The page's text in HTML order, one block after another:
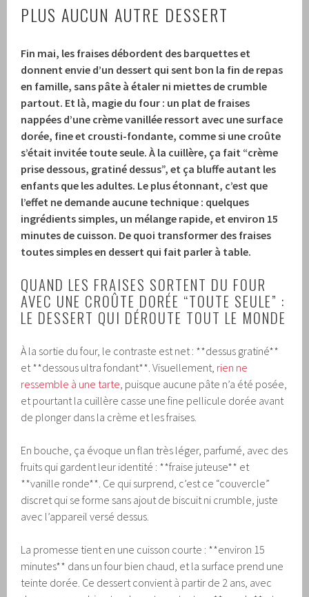
PLUS AUCUN AUTRE DESSERT
Fin mai, les fraises débordent des barquettes et
donnent envie d’un dessert qui sent bon la fin de repas
en famille, sans pâte à étaler ni miettes de crumble
partout. Et là, magie du four : un plat de fraises
nappées d’une crème vanillée ressort avec une surface
dorée, fine et crousti-fondante, comme si une croûte
s’était invitée toute seule. À la cuillère, ça fait “crème
prise dessous, gratiné dessus”, et ça bluffe autant les
enfants que les adultes. Le plus étonnant, c’est que
l’effet ne demande aucune technique : quelques
ingrédients simples, un mélange rapide, et environ 15
minutes de cuisson. De quoi transformer des fraises
toutes simples en dessert qui fait parler à table.
QUAND LES FRAISES SORTENT DU FOUR
AVEC UNE CROÛTE DORÉE “TOUTE SEULE” :
LE DESSERT QUI DÉROUTE TOUT LE MONDE
À la sortie du four, le contraste est net : **dessus gratiné**
et **dessous ultra fondant**. Visuellement, rien ne
ressemble à une tarte , puisque aucune pâte n’a été posée,
et pourtant la cuillère casse une fine pellicule dorée avant
de plonger dans la crème et les fraises.
En bouche, ça évoque un flan très léger, parfumé, avec des
fruits qui gardent leur identité : **fraise juteuse** et
**vanille ronde**. Ce qui surprend, c’est ce “couvercle”
discret qui se forme sans ajout de biscuit ni crumble, juste
avec l’appareil versé dessus.
La promesse tient en une cuisson courte : **environ 15
minutes** dans un four bien chaud, et la surface prend une
teinte dorée. Ce dessert convient à partir de 2 ans, avec